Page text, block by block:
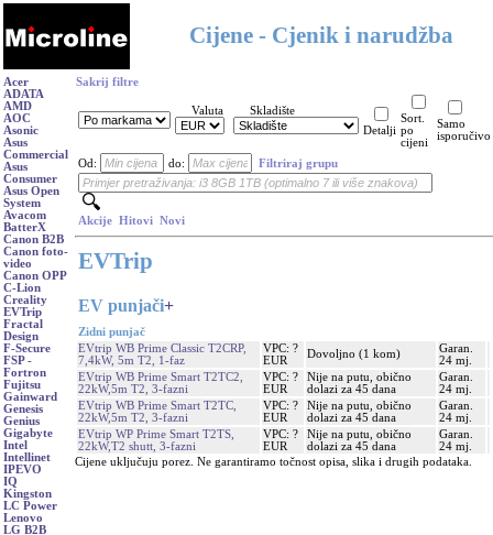
Cijene - Cjenik i narudžba
Acer
ADATA
AMD
AOC
Asonic
Asus
Commercial
Asus
Consumer
Asus Open
System
Avacom
BatterX
Canon B2B
Canon foto-
video
Canon OPP
C-Lion
Creality
EVTrip
Fractal
Design
F-Secure
FSP -
Fortron
Fujitsu
Gainward
Genesis
Genius
Gigabyte
Intel
Intellinet
IPEVO
IQ
Kingston
LC Power
Lenovo
LG B2B
Sakrij filtre
Valuta
Skladište
Detalji
Sort.
po
cijeni
Samo
isporučivo
Od: do: Filtriraj grupu
Akcije Hitovi Novi
EVTrip
EV punjači+
Zidni punjač
EVtrip WB Prime Classic T2CRP,
7,4kW, 5m T2, 1-faz
VPC: ?
EUR
Dovoljno (1 kom)
Garan.
24 mj.
EVtrip WB Prime Smart T2TC2,
22kW,5m T2, 3-fazni
VPC: ?
EUR
Nije na putu, obično
dolazi za 45 dana
Garan.
24 mj.
EVtrip WB Prime Smart T2TC,
22kW,5m T2, 3-fazni
VPC: ?
EUR
Nije na putu, obično
dolazi za 45 dana
Garan.
24 mj.
EVtrip WP Prime Smart T2TS,
22kW,T2 shutt, 3-fazni
VPC: ?
EUR
Nije na putu, obično
dolazi za 45 dana
Garan.
24 mj.
Cijene uključuju porez. Ne garantiramo točnost opisa, slika i drugih podataka.